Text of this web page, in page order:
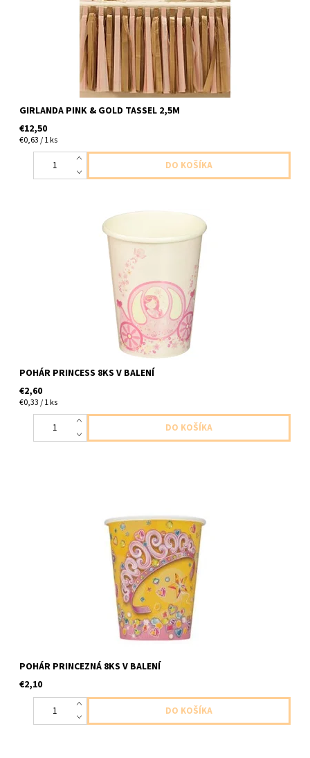
GIRLANDA PINK & GOLD TASSEL 2,5M
€12,50
€0,63 / 1 ks
papierový pohár princezná 8ks v balení velkost 250ml
POHÁR PRINCESS 8KS V BALENÍ
€2,60
€0,33 / 1 ks
POHÁR PRINCEZNÁ 8KS V BALENÍ
€2,10